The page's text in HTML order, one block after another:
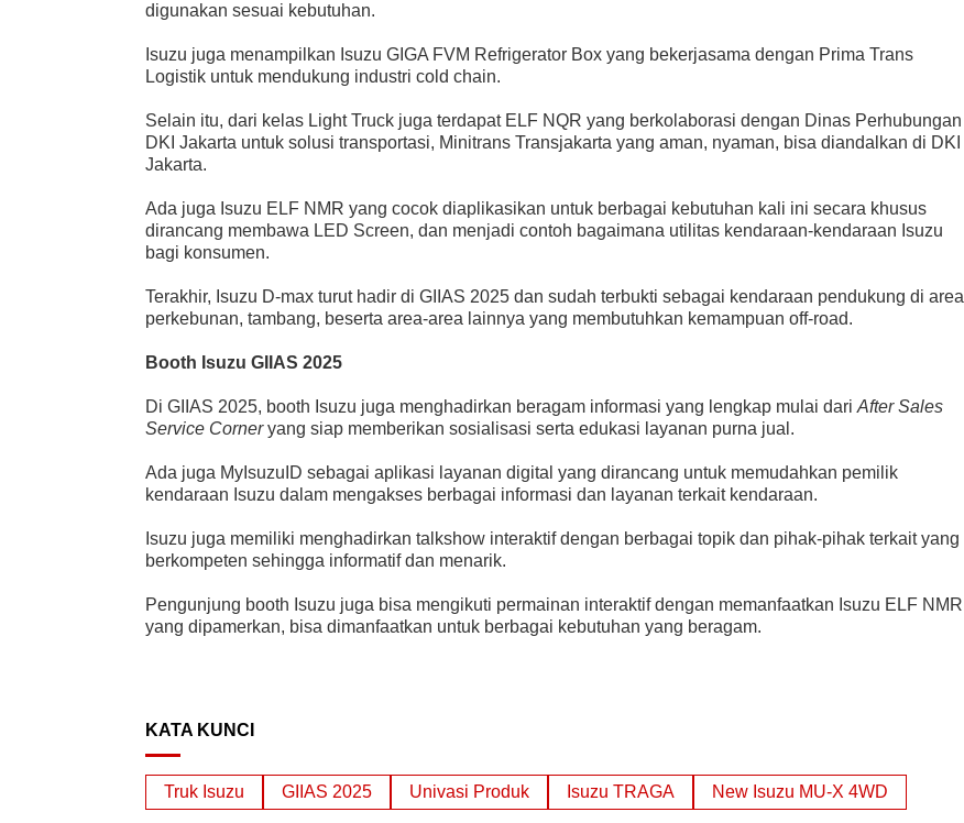
digunakan sesuai kebutuhan.
Isuzu juga menampilkan Isuzu GIGA FVM Refrigerator Box yang bekerjasama dengan Prima Trans
Logistik untuk mendukung industri cold chain.
Selain itu, dari kelas Light Truck juga terdapat ELF NQR yang berkolaborasi dengan Dinas Perhubungan
DKI Jakarta untuk solusi transportasi, Minitrans Transjakarta yang aman, nyaman, bisa diandalkan di DKI
Jakarta.
Ada juga Isuzu ELF NMR yang cocok diaplikasikan untuk berbagai kebutuhan kali ini secara khusus
dirancang membawa LED Screen, dan menjadi contoh bagaimana utilitas kendaraan-kendaraan Isuzu
bagi konsumen.
Terakhir, Isuzu D-max turut hadir di GIIAS 2025 dan sudah terbukti sebagai kendaraan pendukung di area
perkebunan, tambang, beserta area-area lainnya yang membutuhkan kemampuan off-road.
Booth Isuzu GIIAS 2025
Di GIIAS 2025, booth Isuzu juga menghadirkan beragam informasi yang lengkap mulai dari After Sales
Service Corneryang siap memberikan sosialisasi serta edukasi layanan purna jual.
Ada juga MyIsuzuID sebagai aplikasi layanan digital yang dirancang untuk memudahkan pemilik
kendaraan Isuzu dalam mengakses berbagai informasi dan layanan terkait kendaraan.
Isuzu juga memiliki menghadirkan talkshow interaktif dengan berbagai topik dan pihak-pihak terkait yang
berkompeten sehingga informatif dan menarik.
Pengunjung booth Isuzu juga bisa mengikuti permainan interaktif dengan memanfaatkan Isuzu ELF NMR
yang dipamerkan, bisa dimanfaatkan untuk berbagai kebutuhan yang beragam.
KATA KUNCI
Truk Isuzu GIIAS 2025 Univasi Produk Isuzu TRAGA New Isuzu MU-X 4WD